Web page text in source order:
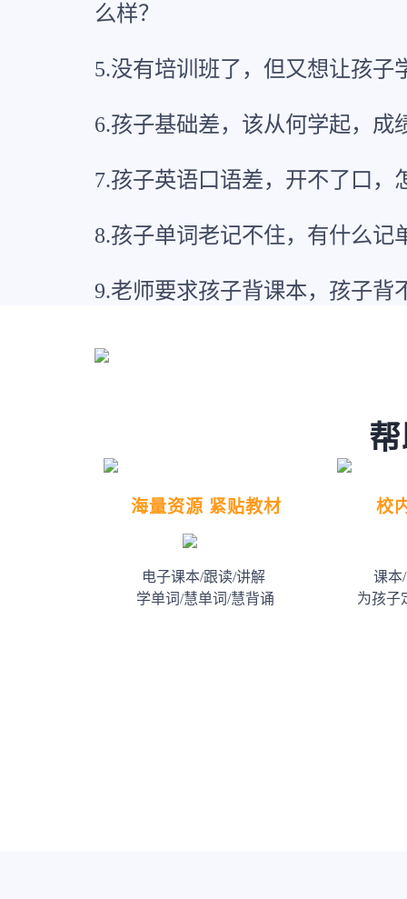
么样？
5.没有培训班了，但又想让孩子
6.孩子基础差，该从何学起，成
7.孩子英语口语差，开不了口，
8.孩子单词老记不住，有什么记
9.老师要求孩子背课本，孩子背
海量资源 紧贴教材
电子课本/跟读/讲解
学单词/慧单词/慧背诵
校
课本
为孩子